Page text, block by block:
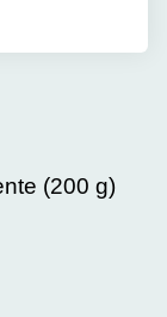
(200 g)